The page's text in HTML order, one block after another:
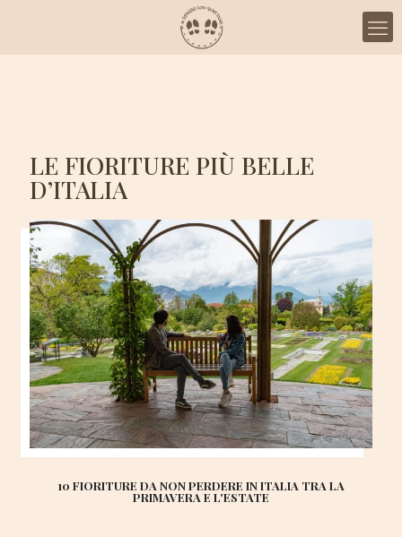
LE FIORITURE PIÙ BELLE
D’ITALIA
10 FIORITURE DA NON PERDERE IN ITALIA TRA LA
PRIMAVERA E L'ESTATE